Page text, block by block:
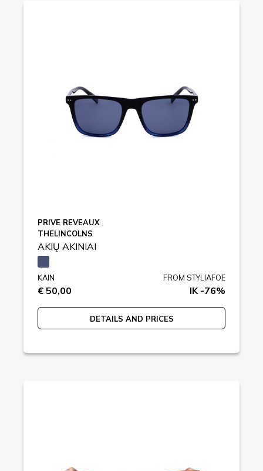
PRIVE REVEAUX
THELINCOLNS
AKIŲ AKINIAI
KAIN
€ 50,00
FROM STYLIAFOE
IK -76%
DETAILS AND PRICES